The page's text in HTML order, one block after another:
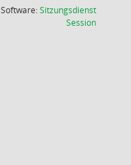
Software:Sitzungsdienst
Session(Wird in